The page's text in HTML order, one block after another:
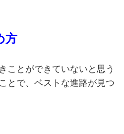
方
ことができていないと思う
とで、ベストな進路が見つ